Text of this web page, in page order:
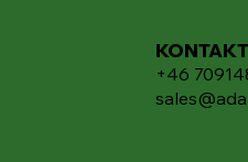
KONTAKT
+46